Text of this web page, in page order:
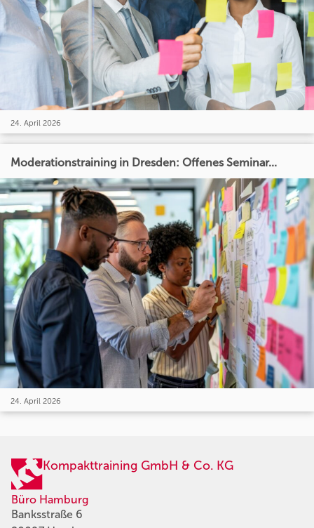
24. April 2026
Moderationstraining in Dresden: Offenes Seminar...
24. April 2026
Kompakttraining GmbH & Co. KG
Büro Hamburg
Banksstraße 6